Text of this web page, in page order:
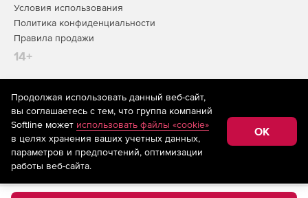
Условия использования
Политика конфиденциальности
Правила продажи
14+
На информационном ресурсе store.softline.ru применяются
рекомендательные технологии(информационные технологии
предоставления информации на основе сбора,
систематизации и анализа сведений, относящихся к
предпочтениям пользователей сети «Интернет»,
находящихся на территории Российской Федерации)
Продолжая использовать данный веб-сайт,
вы соглашаетесь с тем, что группа компаний
Softline может использовать файлы «cookie»
в целях хранения ваших учетных данных,
параметров и предпочтений, оптимизации
работы веб-сайта.
OK